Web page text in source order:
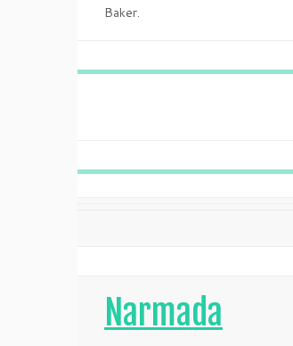
Baker.
Narmada